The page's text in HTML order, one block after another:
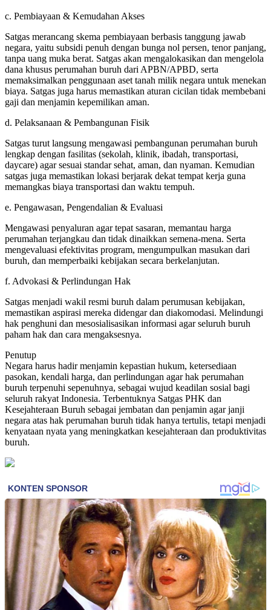
c. Pembiayaan & Kemudahan Akses
Satgas merancang skema pembiayaan berbasis tanggung jawab
negara, yaitu subsidi penuh dengan bunga nol persen, tenor panjang,
tanpa uang muka berat. Satgas akan mengalokasikan dan mengelola
dana khusus perumahan buruh dari APBN/APBD, serta
memaksimalkan penggunaan aset tanah milik negara untuk menekan
biaya. Satgas juga harus memastikan aturan cicilan tidak membebani
gaji dan menjamin kepemilikan aman.
d. Pelaksanaan & Pembangunan Fisik
Satgas turut langsung mengawasi pembangunan perumahan buruh
lengkap dengan fasilitas (sekolah, klinik, ibadah, transportasi,
daycare) agar sesuai standar sehat, aman, dan nyaman. Kemudian
satgas juga memastikan lokasi berjarak dekat tempat kerja guna
memangkas biaya transportasi dan waktu tempuh.
e. Pengawasan, Pengendalian & Evaluasi
Mengawasi penyaluran agar tepat sasaran, memantau harga
perumahan terjangkau dan tidak dinaikkan semena-mena. Serta
mengevaluasi efektivitas program, mengumpulkan masukan dari
buruh, dan memperbaiki kebijakan secara berkelanjutan.
f. Advokasi & Perlindungan Hak
Satgas menjadi wakil resmi buruh dalam perumusan kebijakan,
memastikan aspirasi mereka didengar dan diakomodasi. Melindungi
hak penghuni dan mesosialisasikan informasi agar seluruh buruh
paham hak dan cara mengaksesnya.
Penutup
Negara harus hadir menjamin kepastian hukum, ketersediaan
pasokan, kendali harga, dan perlindungan agar hak perumahan
buruh terpenuhi sepenuhnya, sebagai wujud keadilan sosial bagi
seluruh rakyat Indonesia. Terbentuknya Satgas PHK dan
Kesejahteraan Buruh sebagai jembatan dan penjamin agar janji
negara atas hak perumahan buruh tidak hanya tertulis, tetapi menjadi
kenyataan nyata yang meningkatkan kesejahteraan dan produktivitas
buruh.